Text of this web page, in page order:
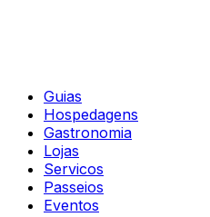
Guias
Hospedagens
Gastronomia
Lojas
Servicos
Passeios
Eventos